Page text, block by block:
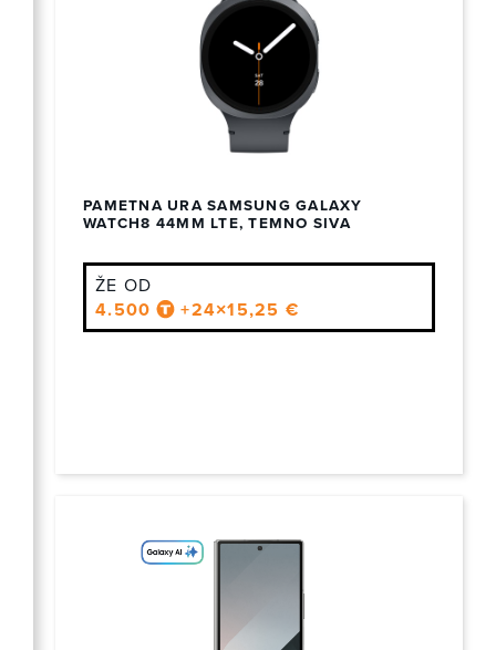
PAMETNA URA SAMSUNG GALAXY
WATCH8 44MM LTE, TEMNO SIVA
ŽE OD
4.500
+24×15,25 €